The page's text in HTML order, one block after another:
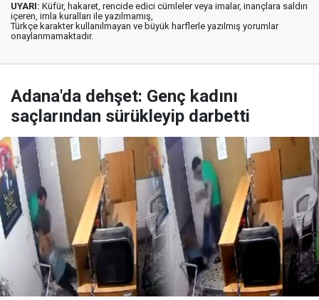
UYARI: Küfür, hakaret, rencide edici cümleler veya imalar, inançlara saldırı
içeren, imla kuralları ile yazılmamış,
Türkçe karakter kullanılmayan ve büyük harflerle yazılmış yorumlar
onaylanmamaktadır.
Adana'da dehşet: Genç kadını
saçlarından sürükleyip darbetti